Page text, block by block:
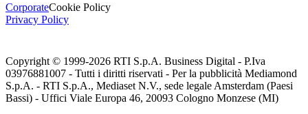
CorporateCookie Policy
Privacy Policy
Copyright © 1999-2026 RTI S.p.A. Business Digital - P.Iva
03976881007 - Tutti i diritti riservati - Per la pubblicità Mediamond
S.p.A. - RTI S.p.A., Mediaset N.V., sede legale Amsterdam (Paesi
Bassi) - Uffici Viale Europa 46, 20093 Cologno Monzese (MI)